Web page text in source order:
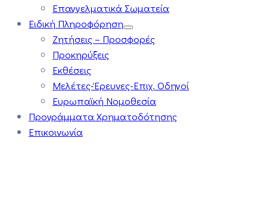
Επαγγελματικά Σωματεία
Ειδική Πληροφόρηση
Ζητήσεις – Προσφορές
Προκηρύξεις
Εκθέσεις
Μελέτες-Έρευνες-Επιχ. Οδηγοί
Ευρωπαϊκή Νομοθεσία
Προγράμματα Χρηματοδότησης
Επικοινωνία